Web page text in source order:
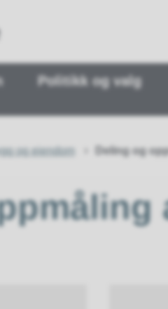
Politikk og valg
og eiendom Deling og